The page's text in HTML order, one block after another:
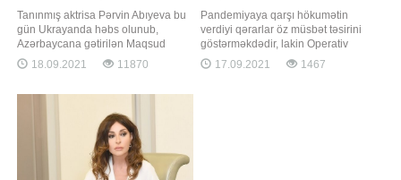
reaksiya
Tanınmış aktrisa Pərvin Abıyeva bu
gün Ukrayanda həbs olunub,
Azərbaycana gətirilən Maqsud
Mahmudovla bağlı paylaşım edib. -
a istinadən xəbər verir ki, tanınmış
dövlətimizin ədaləti! Bu qədər
insanın haqqına girməyi
18.09.2021 11870
Pandemiyaya qarşı hökumətin
verdiyi qərarlar öz müsbət təsirini
göstərməkdədir, lakin Operativ
Qərargah bəzi məsələlərin həlli
yönündə təcili tədbirlər görməlidir.
17.09.2021 1467